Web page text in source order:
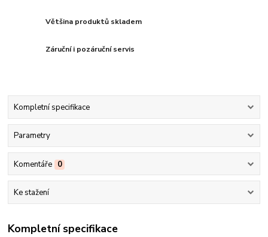
Většina produktů skladem
Záruční i pozáruční servis
Kompletní specifikace
Parametry
Komentáře 0
Ke stažení
Kompletní specifikace